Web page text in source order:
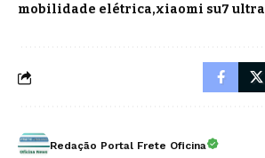
mobilidade elétrica xiaomi su7 ultra
Redação Portal Frete Oficina